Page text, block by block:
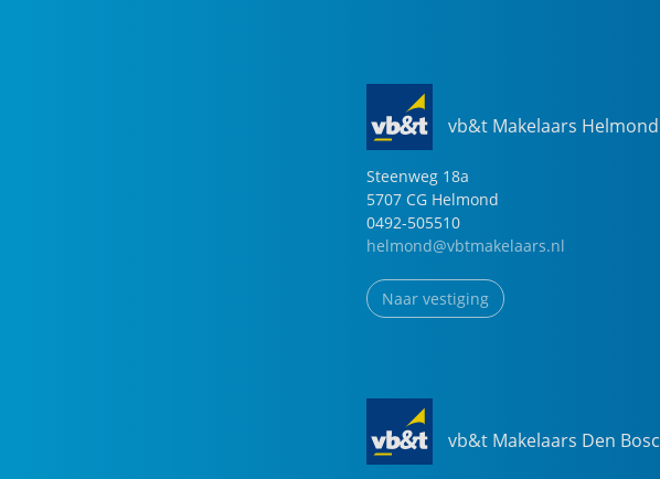
vb&t Makelaars Helmond
Steenweg 18a
5707 CG Helmond
0492-505510
helmond@vbtmakelaars.nl
Naar vestiging
vb&t Makelaars Den